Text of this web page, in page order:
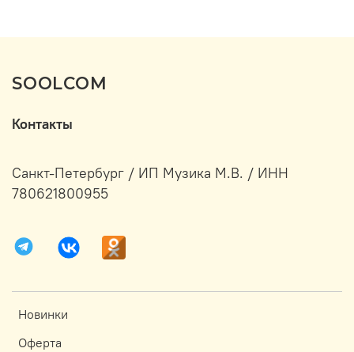
SOOLCOM
Новинки
Оферта
Контакты
Санкт-Петербург / ИП Музика М.В. / ИНН
780621800955